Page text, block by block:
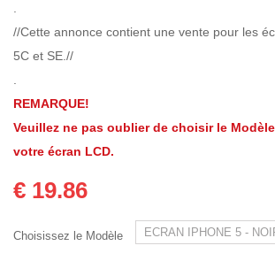
//Cette annonce contient une vente pour les
5C et SE.//
REMARQUE!
Veuillez ne pas oublier de choisir le
votre écran LCD.
€ 19.86
Choisissez le Modèle